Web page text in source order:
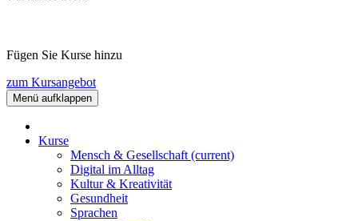
Fügen Sie Kurse hinzu
zum Kursangebot
Menü aufklappen
Kurse
Mensch & Gesellschaft (current)
Digital im Alltag
Kultur & Kreativität
Gesundheit
Sprachen